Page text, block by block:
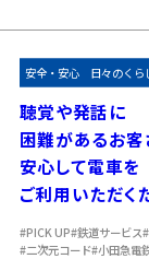
安全・安心 日々のくら
聴覚や発話に
困難があるお客
安心して電車を
ご利用いただく
#PICK UP#鉄道サービス
#二次元コード#小田急電